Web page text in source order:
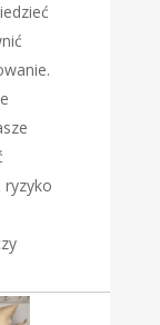
ryzyko